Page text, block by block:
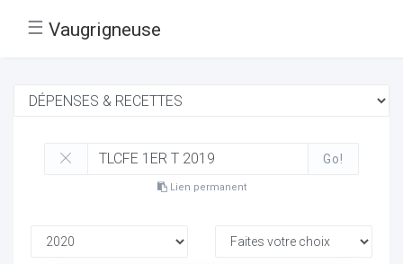
☰ Vaugrigneuse
Go!
Lien permanent